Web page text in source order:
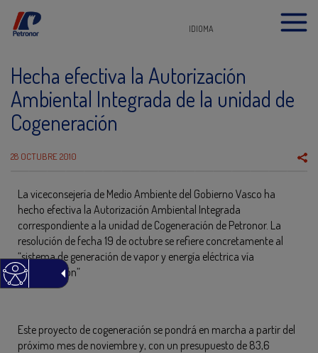
IDIOMA
Hecha efectiva la Autorización
Ambiental Integrada de la unidad de
Cogeneración
28 OCTUBRE 2010
La viceconsejería de Medio Ambiente del Gobierno Vasco ha
hecho efectiva la Autorización Ambiental Integrada
correspondiente a la unidad de Cogeneración de Petronor. La
resolución de fecha 19 de octubre se refiere concretamente al
“sistema de generación de vapor y energía eléctrica vía
cogeneración”
Este proyecto de cogeneración se pondrá en marcha a partir del
próximo mes de noviembre y, con un presupuesto de 83,6